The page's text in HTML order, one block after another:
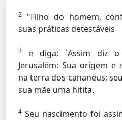
2
"Filho do homem,
suas práticas detestáveis
3
e diga: ´Assim diz
Jerusalém: Sua origem
na terra dos cananeus;
sua mãe uma hitita.
4 Seu nascimento foi